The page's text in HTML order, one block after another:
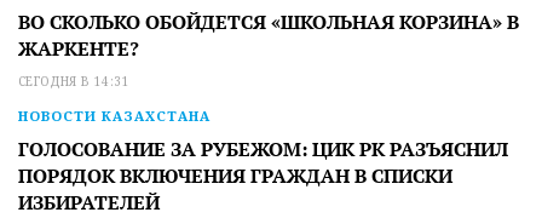
ВО СКОЛЬКО ОБОЙДЕТСЯ «ШКОЛЬНАЯ КОРЗИНА» В
ЖАРКЕНТЕ?
СЕГОДНЯ В 14:31
НОВОСТИ КАЗАХСТАНА
ГОЛОСОВАНИЕ ЗА РУБЕЖОМ: ЦИК РК РАЗЪЯСНИЛ
ПОРЯДОК ВКЛЮЧЕНИЯ ГРАЖДАН В СПИСКИ
ИЗБИРАТЕЛЕЙ